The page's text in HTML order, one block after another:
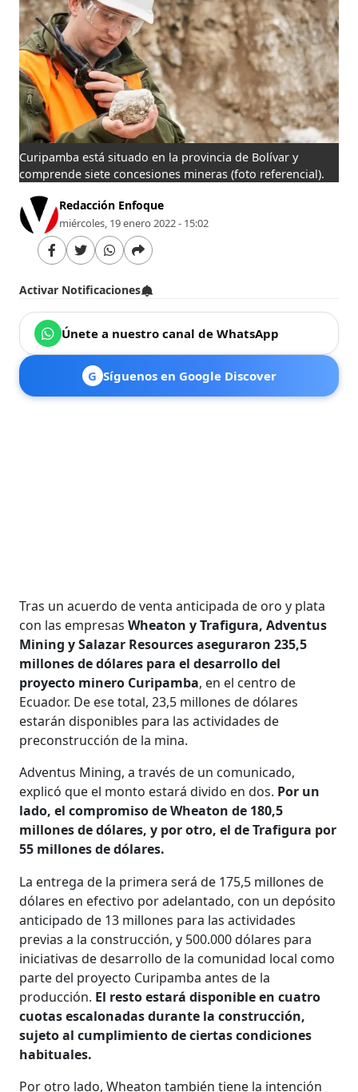
Curipamba está situado en la provincia de Bolívar y
comprende siete concesiones mineras (foto referencial).
Redacción Enfoque
miércoles, 19 enero 2022 - 15:02
Activar Notificaciones
Únete a nuestro canal de WhatsApp
G Síguenos en Google Discover
Tras un acuerdo de venta anticipada de oro y plata
con las empresasWheaton y Trafigura, Adventus
Mining y Salazar Resources aseguraron 235,5
millones de dólares para el desarrollo del
proyecto minero Curipamba, en el centro de
Ecuador. De ese total, 23,5 millones de dólares
estarán disponibles para las actividades de
preconstrucción de la mina.
Adventus Mining, a través de un comunicado,
explicó que el monto estará divido en dos. Por un
lado, el compromiso de Wheaton de 180,5
millones de dólares, y por otro, el de Trafigura por
55 millones de dólares.
La entrega de la primera será de 175,5 millones de
dólares en efectivo por adelantado, con un depósito
anticipado de 13 millones para las actividades
previas a la construcción, y 500.000 dólares para
iniciativas de desarrollo de la comunidad local como
parte del proyecto Curipamba antes de la
producción. El resto estará disponible en cuatro
cuotas escalonadas durante la construcción,
sujeto al cumplimiento de ciertas condiciones
habituales.
Por otro lado, Wheaton también tiene la intención